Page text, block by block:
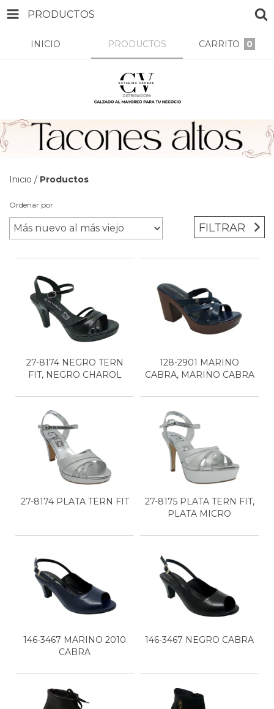
PRODUCTOS
INICIO PRODUCTOS CARRITO 0
Inicio / Productos
Ordenar por
FILTRAR
27-8174 NEGRO TERN
FIT, NEGRO CHAROL
128-2901 MARINO
CABRA, MARINO CABRA
27-8174 PLATA TERN FIT
27-8175 PLATA TERN FIT,
PLATA MICRO
146-3467 MARINO 2010
CABRA
146-3467 NEGRO CABRA